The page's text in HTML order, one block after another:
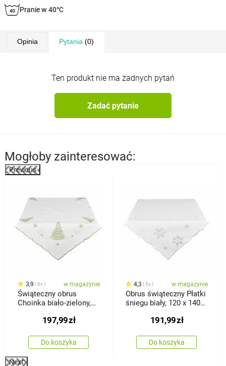
Pranie w 40°C
Opinia Pytania (0)
Ten produkt nie ma żadnych pytań
Zadać pytanie
Mogłoby zainteresować:
Previous
3,9 6x w magazynie
Świąteczny obrus
Choinka biało-zielony,
197,99zł
Do koszyka
4,3 5x w magazynie
Obrus świąteczny Płatki
śniegu biały, 120 x 140
191,99zł
Do koszyka
Next